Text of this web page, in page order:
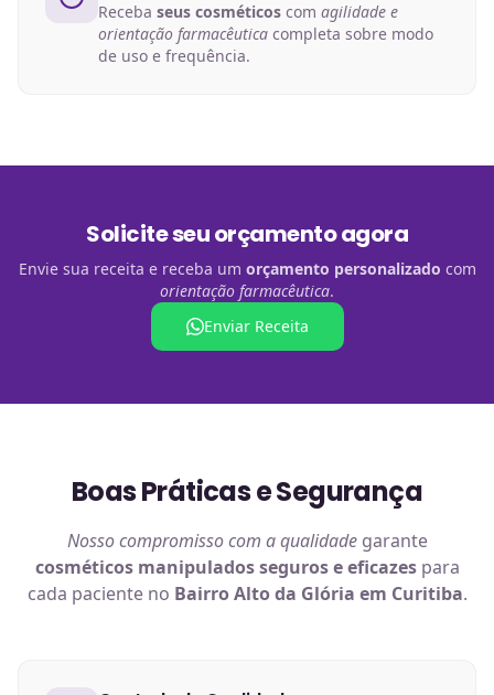
Receba seus cosméticos com agilidade e
orientação farmacêutica completa sobre modo
de uso e frequência.
Solicite seu orçamento agora
Envie sua receita e receba um orçamento personalizado com
orientação farmacêutica.
Enviar Receita
Boas Práticas e Segurança
Nosso compromisso com a qualidadegarante
cosméticos manipuladosseguros e eficazespara
cada paciente no Bairro Alto da Glória em Curitiba.